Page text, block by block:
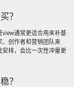
？
通常更适合用来补基
、创作者和营销团队来
排，会比一次性冲量更
？